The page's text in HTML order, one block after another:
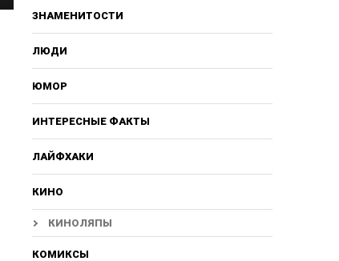
ЗНАМЕНИТОСТИ
ЛЮДИ
ЮМОР
ИНТЕРЕСНЫЕ ФАКТЫ
ЛАЙФХАКИ
КИНО
КИНОЛЯПЫ
КОМИКСЫ